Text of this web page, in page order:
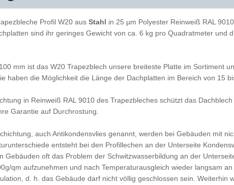
Profil W20 aus Stahl in 25 µm Polyester Reinweiß RAL
sind ihr geringes Gewicht von ca. 6 kg pro Quadratmeter und
mm ist das W20 Trapezblech unsere breiteste Platte im Sortiment
haben die Möglichkeit die Länge der Dachplatten im Bereich von 15
in Reinweiß RAL 9010 des Trapezbleches schützt das
Garantie auf Durchrostung.
auch Antikondensvlies genannt, werden bei Gebäuden mit
entsteht bei den Profillechen an der Unterseite
Gebäuden oft das Problem der Schwitzwasserbildung an der
qm aufzunehmen und nach Temperaturausgleich wieder langsam
d. h. das Gebäude darf nicht völlig geschlossen sein. Weiterhin